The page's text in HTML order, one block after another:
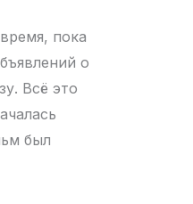
пока
о
Всё это
был